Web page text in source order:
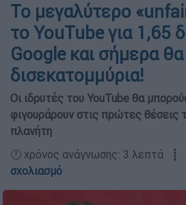
Το μεγαλύτερο
το YouTube για 1,65
Google και σήμερα
δισεκατομμύρια!
Οι ιδρυτές του YouTube θα
φιγουράρουν στις πρώτες θέσεις
πλανήτη
🕛 χρόνος ανάγνωσης: 3 λεπτά
σχολιασμό